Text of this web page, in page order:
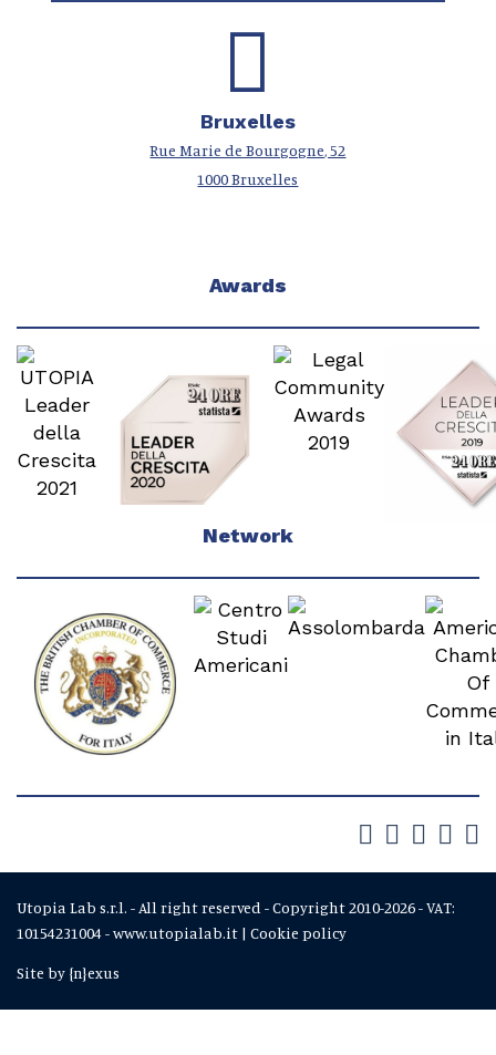
Bruxelles
Rue Marie de Bourgogne, 52
1000 Bruxelles
Awards
Network
Utopia Lab s.r.l. - All right reserved - Copyright 2010-2026 - VAT:
10154231004 - www.utopialab.it | Cookie policy
Site by {n}exus